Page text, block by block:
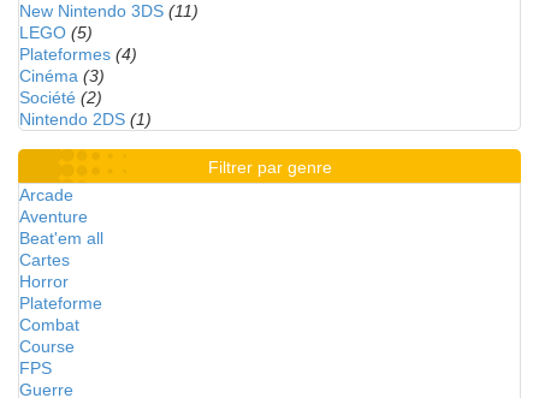
New Nintendo 3DS (11)
LEGO (5)
Plateformes (4)
Cinéma (3)
Société (2)
Nintendo 2DS (1)
Filtrer par genre
Arcade
Aventure
Beat'em all
Cartes
Horror
Plateforme
Combat
Course
FPS
Guerre